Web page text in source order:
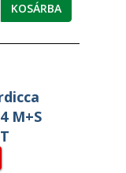
KOSÁRBA
M+S